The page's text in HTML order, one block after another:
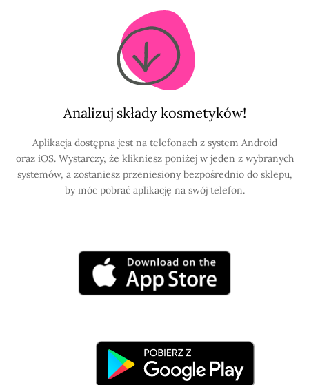
Analizuj składy kosmetyków!
Aplikacja dostępna jest na telefonach z system Android
oraz iOS. Wystarczy, że klikniesz poniżej w jeden z wybranych
systemów, a zostaniesz przeniesiony bezpośrednio do sklepu,
by móc pobrać aplikację na swój telefon.